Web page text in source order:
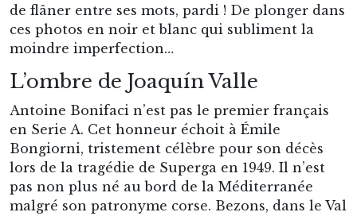
de flâner entre ses mots, pardi ! De plonger dans
ces photos en noir et blanc qui subliment la
moindre imperfection…
L’ombre de Joaquín Valle
Antoine Bonifaci n’est pas le premier français
en Serie A. Cet honneur échoit à Émile
Bongiorni, tristement célèbre pour son décès
lors de la tragédie de Superga en 1949. Il n’est
pas non plus né au bord de la Méditerranée
malgré son patronyme corse. Bezons, dans le Val